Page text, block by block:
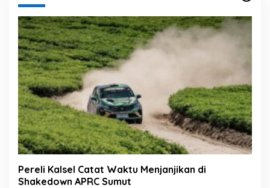
Pereli Kalsel Catat Waktu Menjanjikan di
Shakedown APRC Sumut